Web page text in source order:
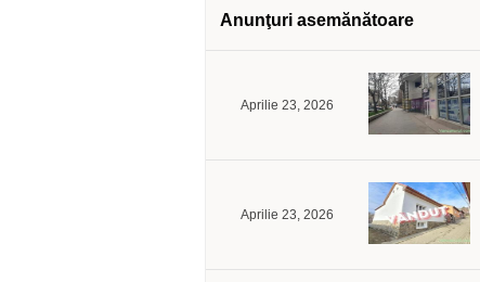
Anunţuri asemănătoare
Aprilie 23, 2026
Aprilie 23, 2026